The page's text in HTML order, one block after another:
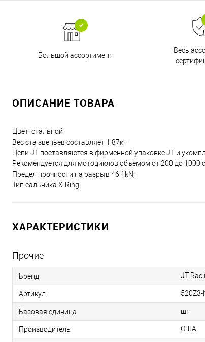
Большой ассортимент
Весь
ОПИСАНИЕ ТОВАРА
Цвет: стальной
Вес ста звеньев составляет 1.87кг
Цепи JT поставляются в фирменной упаковке JT и
Рекомендуется для мотоциклов объемом от 200 до 1000
Предел прочности на разрыв 46.1kN;
Тип сальника X-Ring
ХАРАКТЕРИСТИКИ
Прочие
Бренд JT
Артикул 520Z3-
Базовая единица шт
Производитель США